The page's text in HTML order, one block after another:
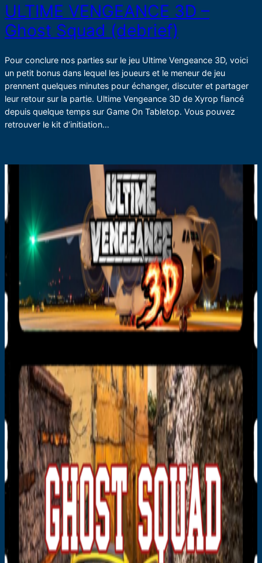
ULTIME VENGEANCE 3D –
Ghost Squad (debrief)
Pour conclure nos parties sur le jeu Ultime Vengeance 3D, voici
un petit bonus dans lequel les joueurs et le meneur de jeu
prennent quelques minutes pour échanger, discuter et partager
leur retour sur la partie. Ultime Vengeance 3D de Xyrop fiancé
depuis quelque temps sur Game On Tabletop. Vous pouvez
retrouver le kit d’initiation…